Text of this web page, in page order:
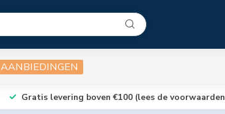
AANBIEDINGEN
Gratis levering boven €100 (lees de